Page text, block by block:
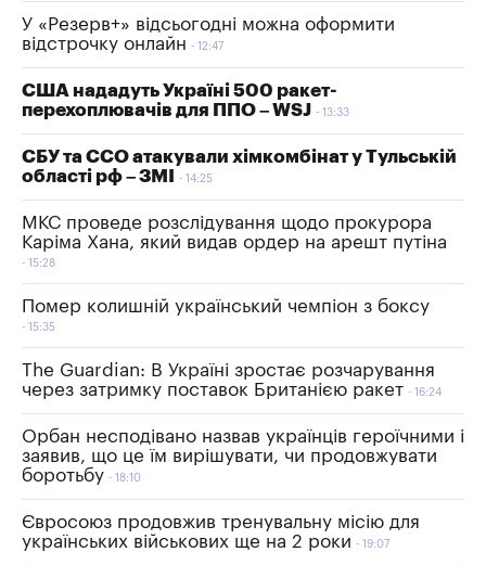
У «Резерв+» відсьогодні можна оформити
відстрочку онлайн
12:47
США нададуть Україні 500 ракет-
перехоплювачів для ППО – WSJ
13:33
СБУ та ССО атакували хімкомбінат у Тульській
області рф – ЗМІ
14:25
МКС проведе розслідування щодо прокурора
Каріма Хана, який видав ордер на арешт путіна
15:28
Помер колишній український чемпіон з боксу
15:35
The Guardian: В Україні зростає розчарування
через затримку поставок Британією ракет
16:24
Орбан несподівано назвав українців героїчними і
заявив, що це їм вирішувати, чи продовжувати
боротьбу
18:10
Євросоюз продовжив тренувальну місію для
українських військових ще на 2 роки
19:07